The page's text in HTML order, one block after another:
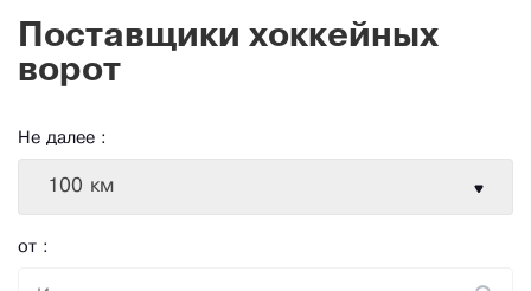
Поставщики хоккейных
ворот
Не далее :
100 км
от :